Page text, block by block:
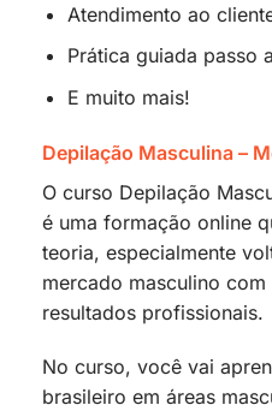
Atendimento ao
Prática guiada passo
E muito mais!
Depilação Masculina –
O curso Depilação
é uma formação online
teoria, especialmente
mercado masculino
resultados profissionais.
No curso, você vai
brasileiro em áreas